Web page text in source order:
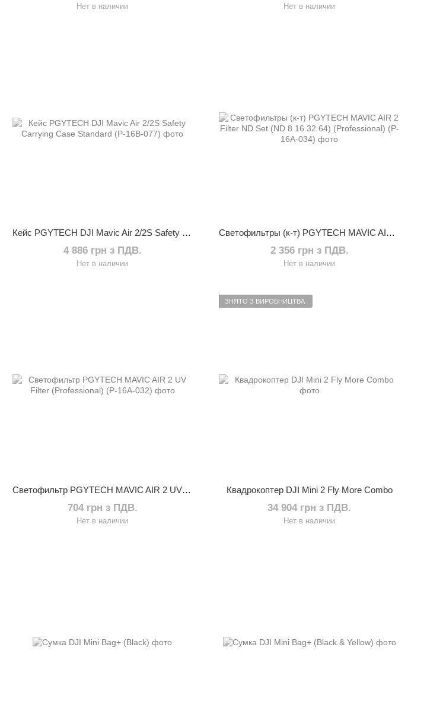
Нет в наличии Нет в наличии
Кейс PGYTECH DJI Mavic Air 2/2S Safety Carrying Case Standard (P-16B-077)
4 886 грн з ПДВ.
Нет в наличии
Светофильтры (к-т) PGYTECH MAVIC AIR 2 Filter ND Set (ND 8 16 32 64) (Professional) (P-16A-034)
2 356 грн з ПДВ.
Нет в наличии
Светофильтр PGYTECH MAVIC AIR 2 UV Filter (Professional) (P-16A-032)
704 грн з ПДВ.
Нет в наличии
ЗНЯТО З ВИРОБНИЦТВА
Квадрокоптер DJI Mini 2 Fly More Combo
34 904 грн з ПДВ.
Нет в наличии